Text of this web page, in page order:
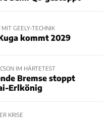
MIT GEELY-TECHNIK
kommt 2029
IM HÄRTETEST
Bremse stoppt
Erlkönig
KRISE